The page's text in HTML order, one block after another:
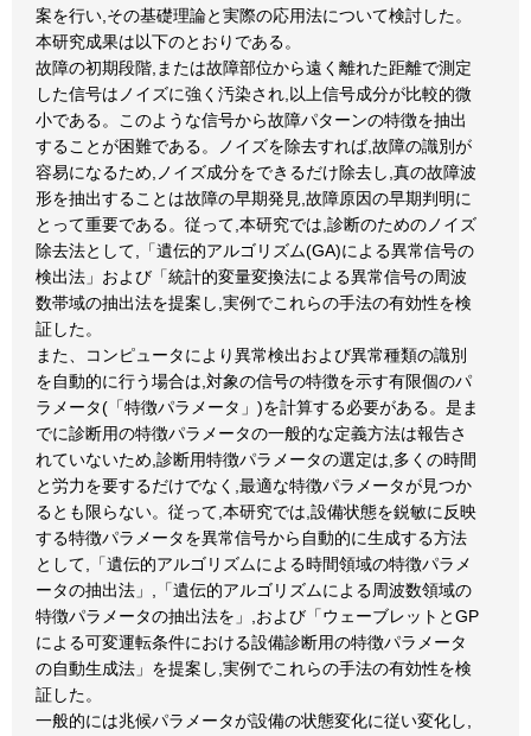
案を行い,その基礎理論と実際の応用法について検討した。
本研究成果は以下のとおりである。
故障の初期段階,または故障部位から遠く離れた距離で測定
した信号はノイズに強く汚染され,以上信号成分が比較的微
小である。このような信号から故障パターンの特徴を抽出
することが困難である。ノイズを除去すれば,故障の識別が
容易になるため,ノイズ成分をできるだけ除去し,真の故障波
形を抽出することは故障の早期発見,故障原因の早期判明に
とって重要である。従って,本研究では,診断のためのノイズ
除去法として,「遺伝的アルゴリズム(GA)による異常信号の
検出法」および「統計的変量変換法による異常信号の周波
数帯域の抽出法を提案し,実例でこれらの手法の有効性を検
証した。
また、コンピュータにより異常検出および異常種類の識別
を自動的に行う場合は,対象の信号の特徴を示す有限個のパ
ラメータ(「特徴パラメータ」)を計算する必要がある。是ま
でに診断用の特徴パラメータの一般的な定義方法は報告さ
れていないため,診断用特徴パラメータの選定は,多くの時間
と労力を要するだけでなく,最適な特徴パラメータが見つか
るとも限らない。従って,本研究では,設備状態を鋭敏に反映
する特徴パラメータを異常信号から自動的に生成する方法
として,「遺伝的アルゴリズムによる時間領域の特徴パラメ
ータの抽出法」,「遺伝的アルゴリズムによる周波数領域の
特徴パラメータの抽出法を」,および「ウェーブレットとGP
による可変運転条件における設備診断用の特徴パラメータ
の自動生成法」を提案し,実例でこれらの手法の有効性を検
証した。
一般的には兆候パラメータが設備の状態変化に従い変化し,